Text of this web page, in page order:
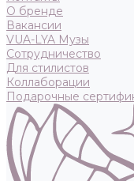
О бренде
Вакансии
VUA-LYA Музы
Сотрудничество
Для стилистов
Коллаборации
Подарочные